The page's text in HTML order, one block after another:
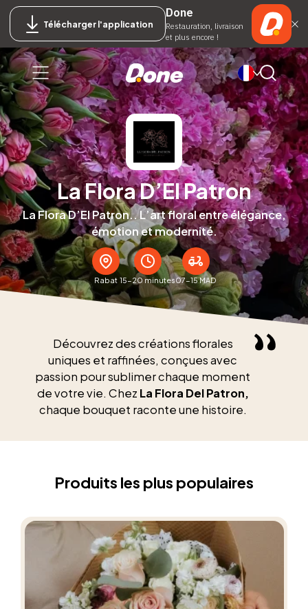
Télécharger l'application
Done
Restauration, livraison
et plus encore !
La Flora D’El Patron
La Flora D’El Patron.. L’art floral entre élégance,
émotion et modernité.
Rabat 15-20 minutes07-15 MAD
Découvrez des créations florales
uniques et raffinées, conçues avec
passion pour sublimer chaque moment
de votre vie. Chez La Flora Del Patron,
chaque bouquet raconte une histoire.
Produits les plus populaires